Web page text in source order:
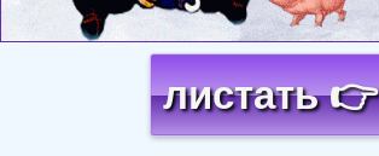
листать 👉